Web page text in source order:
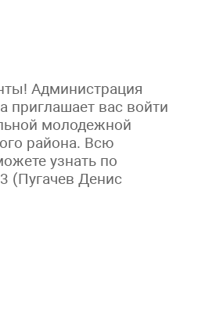
Администрация
приглашает вас войти
молодежной
района. Всю
узнать по
(Пугачев Денис